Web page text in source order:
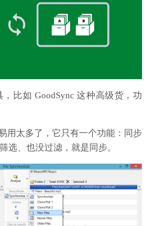
比如 GoodSync 这种高级货，功
用太多了，它只有一个功能：同步
选、也没过滤，就是同步。